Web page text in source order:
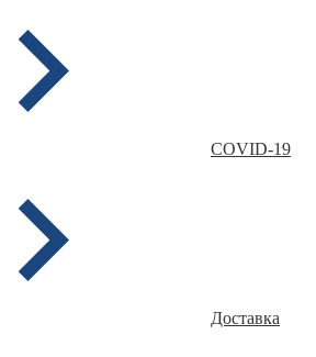
COVID-19
Доставка